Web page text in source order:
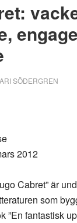
SÖDERGREN
2012
Cabret” är
som
”En fantastisk